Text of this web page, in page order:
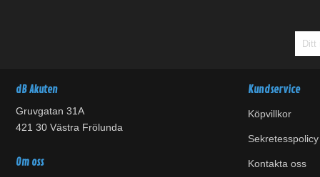
dB Akuten
Gruvgatan 31A
421 30 Västra Frölunda
Om oss
Kundservice
Köpvillkor
Sekretesspolicy
Kontakta oss